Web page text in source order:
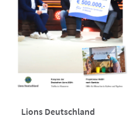
Lions Deutschland